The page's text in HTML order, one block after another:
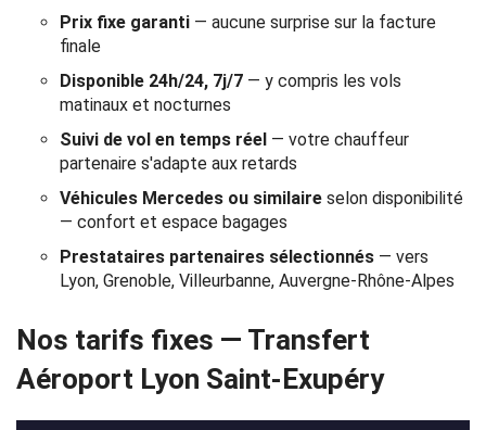
d'affaires
Contact
Politique
de
confidentialité
Prix fixe garanti — aucune surprise sur la facture
finale
Disponible 24h/24, 7j/7 — y compris les vols
matinaux et nocturnes
Suivi de vol en temps réel — votre chauffeur
partenaire s'adapte aux retards
Véhicules Mercedes ou similaire selon disponibilité
— confort et espace bagages
Prestataires partenaires sélectionnés — vers
Lyon, Grenoble, Villeurbanne, Auvergne-Rhône-Alpes
Nos tarifs fixes — Transfert
Aéroport Lyon Saint-Exupéry